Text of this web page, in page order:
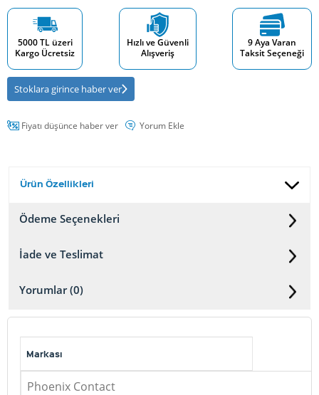
5000 TL üzeri
Kargo Ücretsiz
Hızlı ve Güvenli
Alışveriş
9 Aya Varan
Taksit Seçeneği
Stoklara girince haber ver
Fiyatı düşünce haber ver Yorum Ekle
Ürün Özellikleri
Ödeme Seçenekleri
İade ve Teslimat
Yorumlar (0)
Markası
Phoenix Contact